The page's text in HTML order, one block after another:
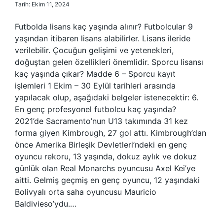
Tarih: Ekim 11, 2024
Futbolda lisans kaç yaşında alınır? Futbolcular 9
yaşından itibaren lisans alabilirler. Lisans ileride
verilebilir. Çocuğun gelişimi ve yetenekleri,
doğuştan gelen özellikleri önemlidir. Sporcu lisansı
kaç yaşında çıkar? Madde 6 – Sporcu kayıt
işlemleri 1 Ekim – 30 Eylül tarihleri ​​arasında
yapılacak olup, aşağıdaki belgeler istenecektir: 6.
En genç profesyonel futbolcu kaç yaşında?
2021’de Sacramento’nun U13 takımında 31 kez
forma giyen Kimbrough, 27 gol attı. Kimbrough’dan
önce Amerika Birleşik Devletleri’ndeki en genç
oyuncu rekoru, 13 yaşında, dokuz aylık ve dokuz
günlük olan Real Monarchs oyuncusu Axel Kei’ye
aitti. Gelmiş geçmiş en genç oyuncu, 12 yaşındaki
Bolivyalı orta saha oyuncusu Mauricio
Baldivieso’ydu.…